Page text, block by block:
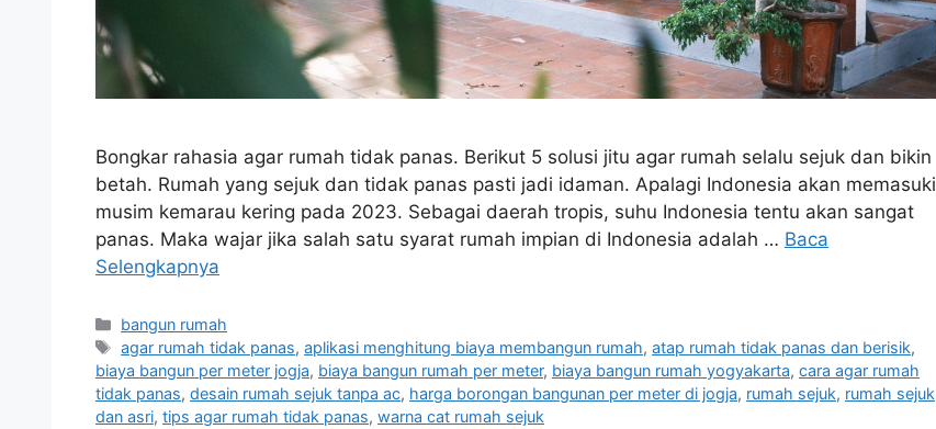
Bongkar rahasia agar rumah tidak panas. Berikut 5 solusi jitu agar rumah selalu sejuk dan bikin
betah. Rumah yang sejuk dan tidak panas pasti jadi idaman. Apalagi Indonesia akan memasuki
musim kemarau kering pada 2023. Sebagai daerah tropis, suhu Indonesia tentu akan sangat
panas. Maka wajar jika salah satu syarat rumah impian di Indonesia adalah … Baca
Selengkapnya
Kategori
bangun rumah
Tag
agar rumah tidak panas,aplikasi menghitung biaya membangun rumah,atap rumah tidak panas dan berisik,
biaya bangun per meter jogja, biaya bangun rumah per meter, biaya bangun rumah yogyakarta, cara agar rumah
tidak panas, desain rumah sejuk tanpa ac, harga borongan bangunan per meter di jogja, rumah sejuk, rumah sejuk
dan asri, tips agar rumah tidak panas, warna cat rumah sejuk